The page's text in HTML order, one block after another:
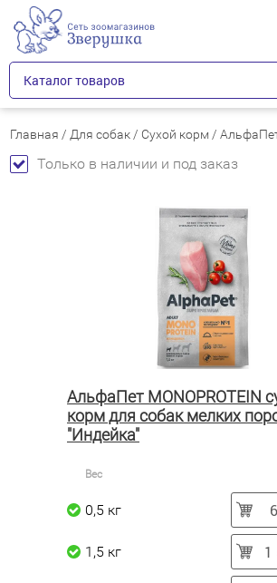
Каталог товаров
Главная / Для собак / Сухой корм /
Только в наличии и под заказ
АльфаПет MONOPROTEIN
корм для собак мелких
"Индейка"
Вес
0,5 кг
1,5 кг 1